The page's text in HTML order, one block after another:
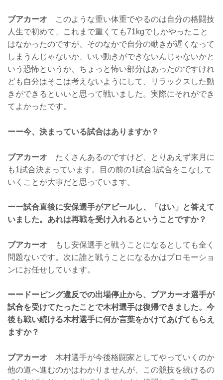
ブアカーオ このような重い体重でやるのは自分の格闘技
人生で初めて、これまで重くても71kgでしかやったこと
はなかったのですが、そのなかで自分の動きが遅くなって
しまうんじゃないか、いい動きができないんじゃないかと
いう恐怖というか、ちょっと怖い部分はあったのですけれ
ども自分はそこは考えないようにして、リラックスした動
きができるといいと思って戦いました。実際にそれができ
てよかったです。
ーー今、決まっている試合はありますか？
ブアカーオ たくさんあるのですけど、とりあえず来月に
も1試合決まっています。目の前の1試合1試合をこなして
いくことが大事だと思っています。
ーー試合直後に安保選手がアピールし、「はい」と答えて
いました。あれは再戦を受け入れるということですか？
ブアカーオ もし安保選手と戦うことになるとしても全く
問題ないです。次に誰と戦うことになるかはプロモーショ
ンにお任せしています。
ーードーピング違反での出場停止から、ブアカーオ選手が
試合を受けてたったことで木村選手は復帰できました。今
後も戦い続ける木村選手に何か言葉をかけてあげてもらえ
ますか？
ブアカーオ 木村選手が今後格闘家としてやっていくのか
他の道へ進むのかはわかりませんが、この競技を続けるの